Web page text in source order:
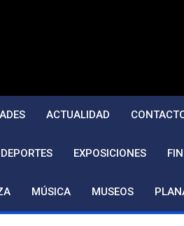
ACTUALIDAD
DEPORTES EXPOSICIONES
MÚSICA MUSEOS